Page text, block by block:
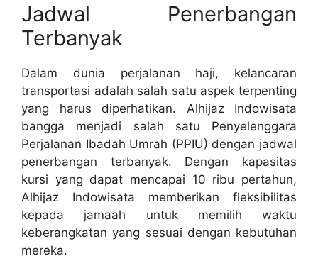
Jadwal Penerbangan
Terbanyak
Dalam dunia perjalanan haji, kelancaran
transportasi adalah salah satu aspek terpenting
yang harus diperhatikan. Alhijaz Indowisata
bangga menjadi salah satu Penyelenggara
Perjalanan Ibadah Umrah (PPIU) dengan jadwal
penerbangan terbanyak. Dengan kapasitas
kursi yang dapat mencapai 10 ribu pertahun,
Alhijaz Indowisata memberikan fleksibilitas
kepada jamaah untuk memilih waktu
keberangkatan yang sesuai dengan kebutuhan
mereka.